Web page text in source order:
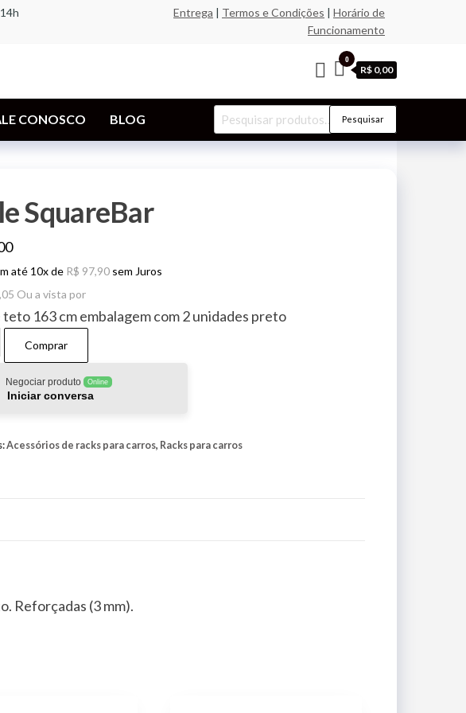
Entrega | Termos e Condições | Horário de
Funcionamento
0
R$ 0,00
CONOSCO BLOG
Pesquisar
por:
Pesquisar
SquareBar
até 10x de R$ 97,90 sem Juros
Ou a vista por
teto 163 cm embalagem com 2 unidades preto
Comprar
Negociar produto Online
Iniciar conversa
Acessórios de racks para carros, Racks para carros
Reforçadas (3 mm).